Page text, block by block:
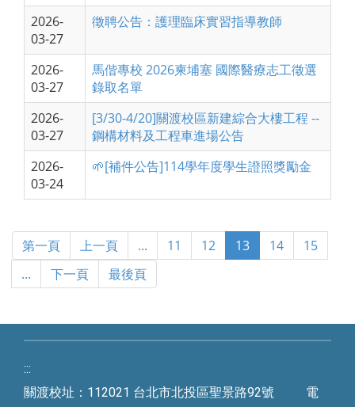
2026-
03-27
徵聘公告：護理臨床實習指導教師
2026-
03-27
馬偕專校 2026柬埔塞 國際醫療志工徵選
錄取名單
2026-
03-27
[3/30-4/20]關渡校區新建綜合大樓工程 --
鋼構材料及工程車進場公告
2026-
03-24
🌱[補件公告]114學年度學生證照獎勵金
第一頁 上一頁 ... 11 12 13 14
15
...
下一頁 最後頁
:::
關渡校址：112021 台北市北投區聖景路92號 電